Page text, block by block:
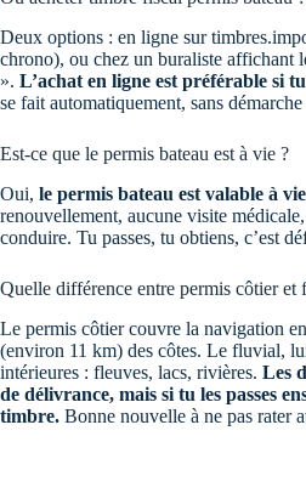
Deux options : en ligne sur
chrono), ou chez un buraliste affichant
». L’achat en ligne est préférable si
se fait automatiquement, sans
Est-ce que le permis bateau est à vie ?
Oui, le permis bateau est valable à
renouvellement, aucune visite
conduire. Tu passes, tu obtiens, c’est
Quelle différence entre permis côtier et
Le permis côtier couvre la navigation
(environ 11 km) des côtes. Le fluvial,
intérieures : fleuves, lacs, rivières. Les
de délivrance, mais si tu les passes
timbre. Bonne nouvelle à ne pas rater